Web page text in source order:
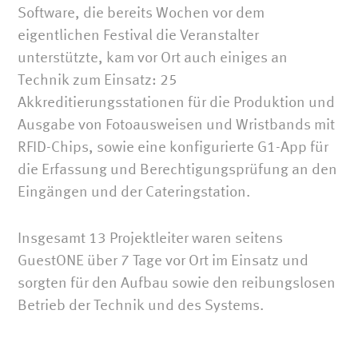
Software, die bereits Wochen vor dem
eigentlichen Festival die Veranstalter
unterstützte, kam vor Ort auch einiges an
Technik zum Einsatz: 25
Akkreditierungsstationen für die Produktion und
Ausgabe von Fotoausweisen und Wristbands mit
RFID-Chips, sowie eine konfigurierte G1-App für
die Erfassung und Berechtigungsprüfung an den
Eingängen und der Cateringstation.
Insgesamt 13 Projektleiter waren seitens
GuestONE über 7 Tage vor Ort im Einsatz und
sorgten für den Aufbau sowie den reibungslosen
Betrieb der Technik und des Systems.